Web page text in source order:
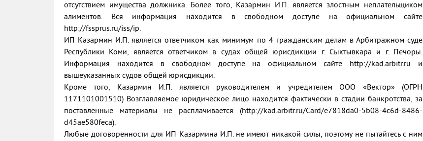
отсутствием имущества должника. Более того, Казармин И.П. является злостным неплательщиком
алиментов. Вся информация находится в свободном доступе на официальном сайте
http://fssprus.ru/iss/ip.
ИП Казармин И.П. является ответчиком как минимум по 4 гражданским делам в Арбитражном суде
Республики Коми, является ответчиком в судах общей юрисдикции г. Сыктывкара и г. Печоры.
Информация находится в свободном доступе на официальном сайте http://kad.arbitr.ru и
вышеуказанных судов общей юрисдикции.
Кроме того, Казармин И.П. является руководителем и учредителем ООО «Вектор» (ОГРН
1171101001510) Возглавляемое юридическое лицо находится фактически в стадии банкротства, за
поставленные материалы не расплачивается (http://kad.arbitr.ru/Card/e7818da0-5b08-4c6d-8486-
d45ae580feca).
Любые договоренности для ИП Казармина И.П. не имеют никакой силы, поэтому не пытайтесь с ним